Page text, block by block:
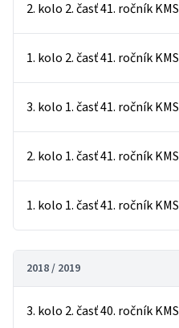
2. kolo 2. časť 41. ročník KMS
1. kolo 2. časť 41. ročník KMS
3. kolo 1. časť 41. ročník KMS
2. kolo 1. časť 41. ročník KMS
1. kolo 1. časť 41. ročník KMS
2018 / 2019
3. kolo 2. časť 40. ročník KMS